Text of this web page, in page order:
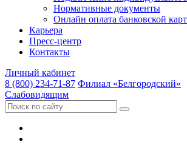
Нормативные документы
Онлайн оплата банковской
Карьера
Пресс-центр
Контакты
Личный кабинет
8 (800) 234-71-87 Филиал «Белгородский»
Слабовидящим